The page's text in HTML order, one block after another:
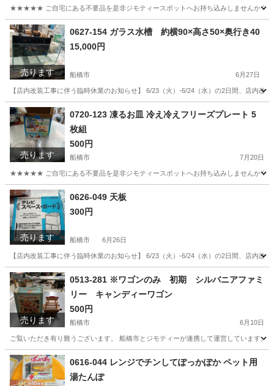
★★★★★ ご自宅にある不要品を是非ジモティースポットへお持ち込みしませんか？
千葉 船橋市 NARUMI
売ります
0627-154 ガラス水槽 約横90×高さ50×奥行き40
15,000円
船橋市 6月27日
【店内改装工事に伴う臨時休業のお知らせ】 6/23（火）-6/24（水）の2日間、店内
千葉 船橋市 リユース
売ります
0720-123 凍るお皿 冷え冷えフリーズプレート 5
枚組
500円
船橋市 7月20日
★★★★★ ご自宅にある不要品を是非ジモティースポットへお持ち込みしませんか？
千葉 船橋市 現地
売ります
0626-049 天板
300円
船橋市 6月26日
【店内改装工事に伴う臨時休業のお知らせ】 6/23（火）-6/24（水）の2日間、店内
千葉 船橋市 リユース
売ります
0513-281 ※ワゴンのみ 初期 シルバニアファミ
リー キャンディーワゴン
500円
船橋市 6月10日
ご覧いただき有り難うございます。 船橋市とジモティーが連携して運営していま
千葉 船橋市 リユース
0616-044 レンジでチンしてぽっかぽか ペット用
湯たんぽ